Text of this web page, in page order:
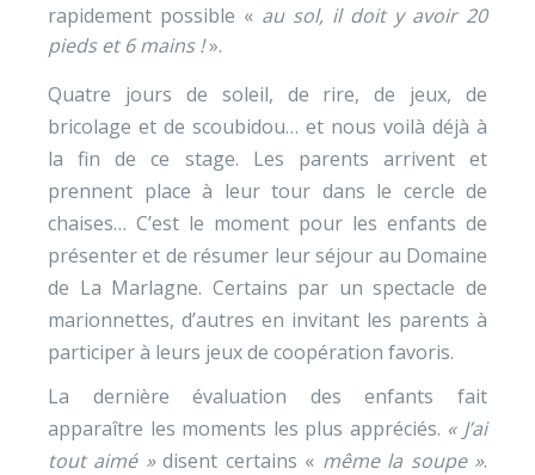
rapidement possible « au sol, il doit y avoir 20
pieds et 6 mains !».
Quatre jours de soleil, de rire, de jeux, de
bricolage et de scoubidou… et nous voilà déjà à
la fin de ce stage. Les parents arrivent et
prennent place à leur tour dans le cercle de
chaises… C’est le moment pour les enfants de
présenter et de résumer leur séjour au Domaine
de La Marlagne. Certains par un spectacle de
marionnettes, d’autres en invitant les parents à
participer à leurs jeux de coopération favoris.
La dernière évaluation des enfants fait
apparaître les moments les plus appréciés. « J’ai
tout aimé »disent certains « même la soupe ».